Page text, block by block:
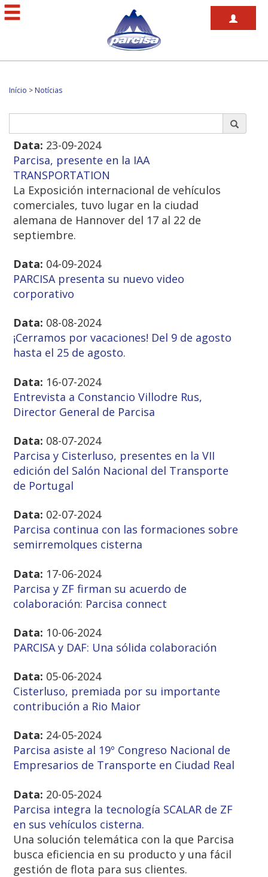
Início > Notícias
Data: 23-09-2024
Parcisa, presente en la IAA
TRANSPORTATION
La Exposición internacional de vehículos
comerciales, tuvo lugar en la ciudad
alemana de Hannover del 17 al 22 de
septiembre.
Data: 04-09-2024
PARCISA presenta su nuevo video
corporativo
Data: 08-08-2024
¡Cerramos por vacaciones! Del 9 de agosto
hasta el 25 de agosto.
Data: 16-07-2024
Entrevista a Constancio Villodre Rus,
Director General de Parcisa
Data: 08-07-2024
Parcisa y Cisterluso, presentes en la VII
edición del Salón Nacional del Transporte
de Portugal
Data: 02-07-2024
Parcisa continua con las formaciones sobre
semirremolques cisterna
Data: 17-06-2024
Parcisa y ZF firman su acuerdo de
colaboración: Parcisa connect
Data: 10-06-2024
PARCISA y DAF: Una sólida colaboración
Data: 05-06-2024
Cisterluso, premiada por su importante
contribución a Rio Maior
Data: 24-05-2024
Parcisa asiste al 19º Congreso Nacional de
Empresarios de Transporte en Ciudad Real
Data: 20-05-2024
Parcisa integra la tecnología SCALAR de ZF
en sus vehículos cisterna.
Una solución telemática con la que Parcisa
busca eficiencia en su producto y una fácil
gestión de flota para sus clientes.